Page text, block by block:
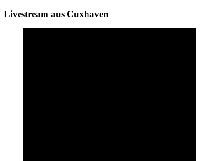
Livestream aus Cuxhaven